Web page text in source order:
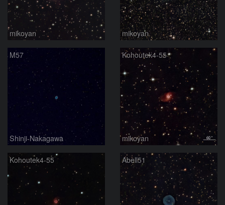
mikoyan mikoyan
M57
Shinji-Nakagawa
Kohoutek4-55
mikoyan
Kohoutek4-55 Abell51